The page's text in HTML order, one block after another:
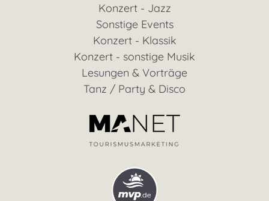
Konzert - Jazz
Sonstige Events
Konzert - Klassik
Konzert - sonstige Musik
Lesungen & Vorträge
Tanz / Party & Disco